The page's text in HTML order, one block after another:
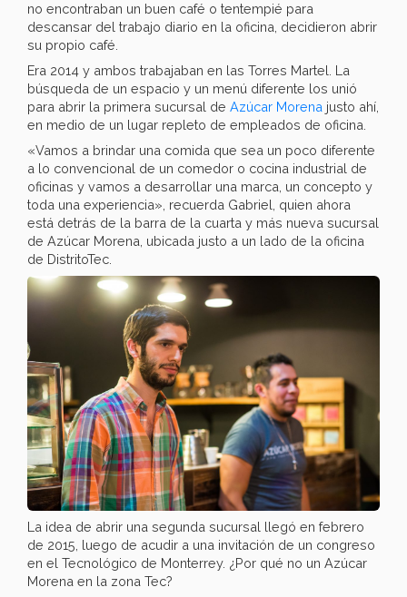
no encontraban un buen café o tentempié para
descansar del trabajo diario en la oficina, decidieron abrir
su propio café.
Era 2014 y ambos trabajaban en las Torres Martel. La
búsqueda de un espacio y un menú diferente los unió
para abrir la primera sucursal de Azúcar Morena justo ahí,
en medio de un lugar repleto de empleados de oficina.
«Vamos a brindar una comida que sea un poco diferente
a lo convencional de un comedor o cocina industrial de
oficinas y vamos a desarrollar una marca, un concepto y
toda una experiencia», recuerda Gabriel, quien ahora
está detrás de la barra de la cuarta y más nueva sucursal
de Azúcar Morena, ubicada justo a un lado de la oficina
de DistritoTec.
La idea de abrir una segunda sucursal llegó en febrero
de 2015, luego de acudir a una invitación de un congreso
en el Tecnológico de Monterrey. ¿Por qué no un Azúcar
Morena en la zona Tec?